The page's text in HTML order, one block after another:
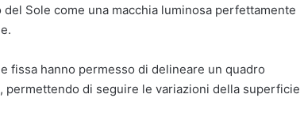
Sole come una macchia luminosa perfettamente
fissa hanno permesso di delineare un quadro
di seguire le variazioni della superficie